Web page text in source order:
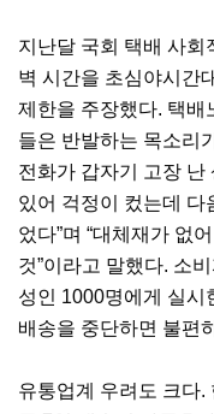
지난달 국회 택배 사회
벽 시간을 초심야시간
제한을 주장했다. 택배
들은 반발하는 목소리
전화가 갑자기 고장 난
있어 걱정이 컸는데 다
었다”며 “대체재가 없
것”이라고 말했다. 소
성인 1000명에게 실시
배송을 중단하면 불편
유통업계 우려도 크다.